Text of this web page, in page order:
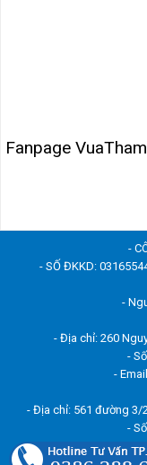
Fanpage VuaTham
-
- SỐ ĐKKD:
-
- Địa chỉ: 260
-
-
- Địa chỉ: 561 đường 3/
-
-